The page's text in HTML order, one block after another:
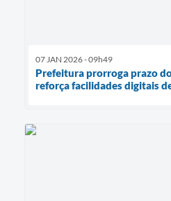
07 JAN 2026 - 09h49
Prefeitura prorroga prazo
reforça facilidades digitais